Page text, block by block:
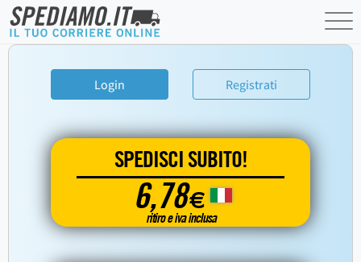
Login Registrati
SPEDISCI SUBITO!
6,78€
ritiro e iva inclusa